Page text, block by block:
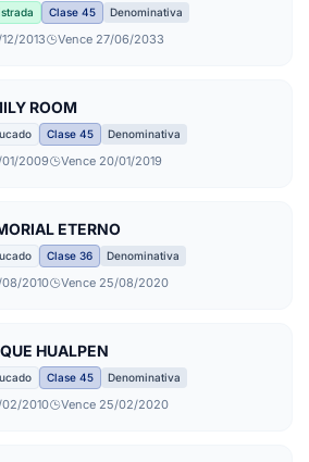
Clase 45 Denominativa
2013 Vence 27/06/2033
ROOM
Clase 45 Denominativa
2009 Vence 20/01/2019
ETERNO
Clase 36 Denominativa
2010 Vence 25/08/2020
HUALPEN
Clase 45 Denominativa
2010 Vence 25/02/2020